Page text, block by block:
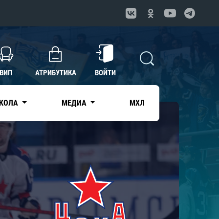
ВИП АТРИБУТИКА ВОЙТИ
МЕДИА МХЛ